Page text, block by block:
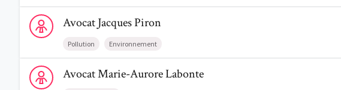
Voir le profil de AvocatJacques Piron
AvocatJacquesPiron
Pollution Environnement
Voir le profil de AvocatMarie-Aurore Labonte
AvocatMarie-AuroreLabonte